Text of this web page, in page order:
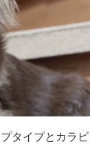
タイプとカラビ